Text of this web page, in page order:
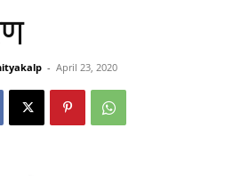
- April 23, 2020